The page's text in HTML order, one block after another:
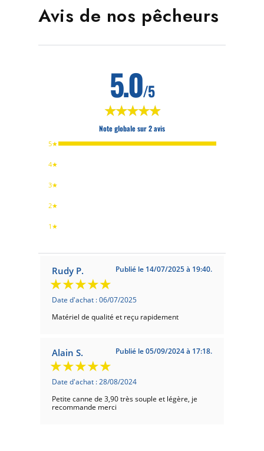
Avis de nos pêcheurs
5.0/5
★★★★★
★★★★★
Note globale sur 2 avis
5★
4★
3★
2★
1★
Rudy P. Publié le 14/07/2025 à 19:40.
Date d'achat : 06/07/2025
Matériel de qualité et reçu rapidement
Alain S. Publié le 05/09/2024 à 17:18.
Date d'achat : 28/08/2024
Petite canne de 3,90 très souple et légère, je
recommande merci